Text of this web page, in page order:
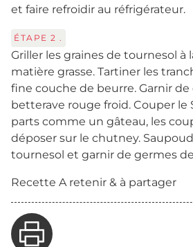
et faire refroidir au réfrigérateur.
ÉTAPE 2 .
Griller les graines de tournesol à
matière grasse. Tartiner les
fine couche de beurre. Garnir
betterave rouge froid. Couper le
parts comme un gâteau, les
déposer sur le chutney.
tournesol et garnir de germes
Recette A retenir & à partager